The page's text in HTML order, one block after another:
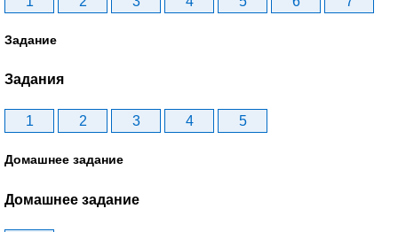
Задание
Задания
1 2 3 4 5
Домашнее задание
Домашнее задание